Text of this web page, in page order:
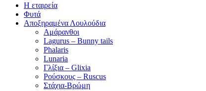
Η εταιρεία
Φυτά
Αποξηραμένα Λουλούδια
Αμάρανθοι
Lagurus – Bunny tails
Phalaris
Lunaria
Γλίξια – Glixia
Ρούσκους – Ruscus
Στάχια-Βρώμη